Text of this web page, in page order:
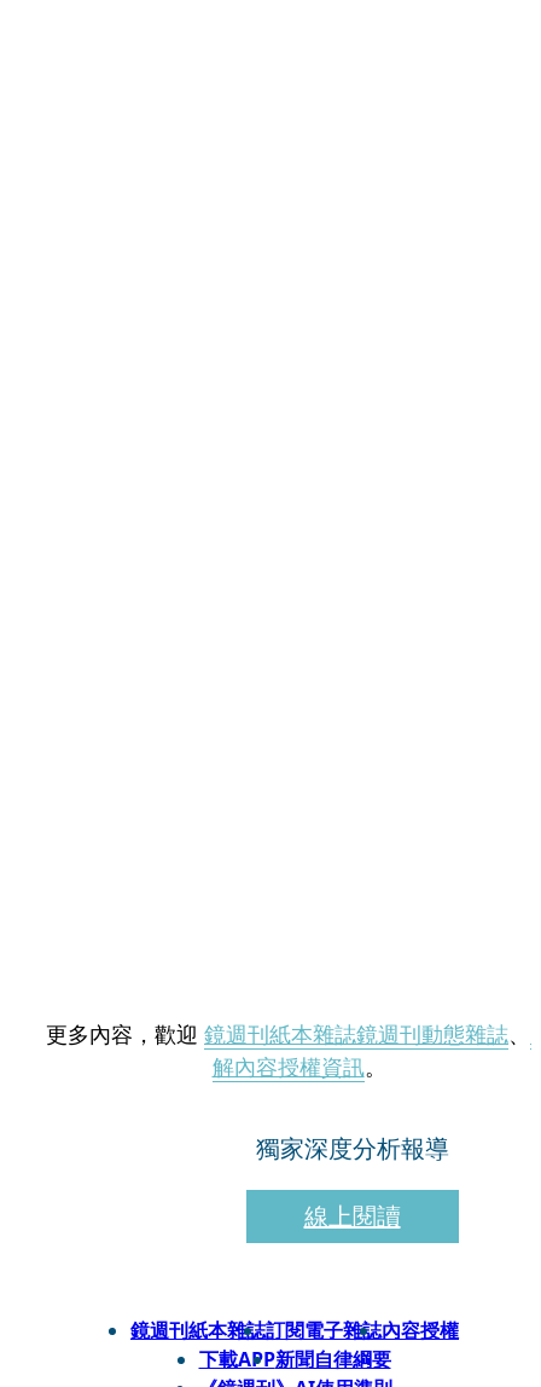
更多內容，歡迎 鏡週刊紙本雜誌鏡週刊動態雜誌、
解內容授權資訊。
獨家深度分析報導
線上閱讀
鏡週刊紙本雜誌訂閱電子雜誌內容授權
下載APP新聞自律綱要